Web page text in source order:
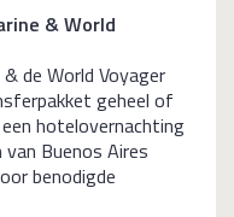
& World
de World Voyager
geheel of
hotelovernachting
Buenos Aires
benodigde